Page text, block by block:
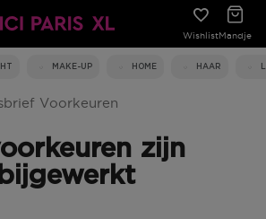
WishlistMandje
MAKE-UP HOME HAAR
Voorkeuren
zijn
bijgewerkt